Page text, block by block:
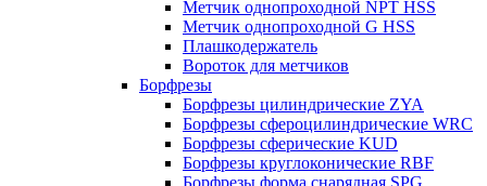
Метчик однопроходной NPT HSS
Метчик однопроходной G HSS
Плашкодержатель
Вороток для метчиков
Борфрезы
Борфрезы цилиндрические ZYA
Борфрезы сфероцилиндрические WRC
Борфрезы сферические KUD
Борфрезы круглоконические RBF
Борфрезы форма снарядная SPG